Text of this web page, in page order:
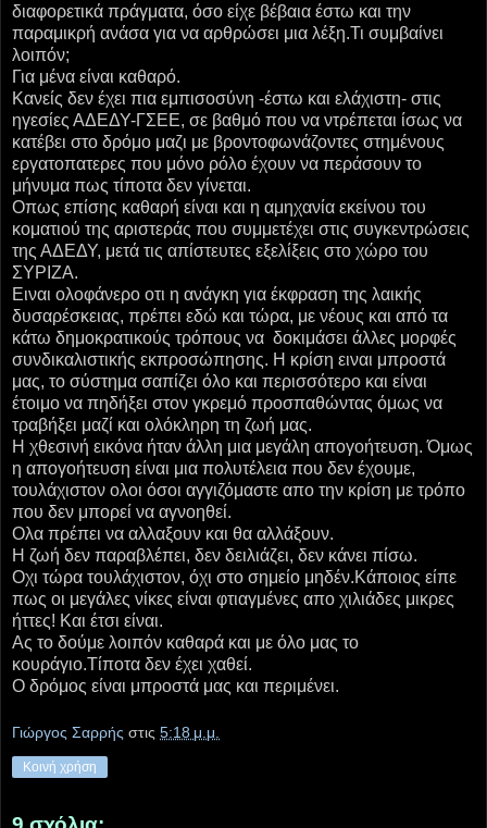
διαφορετικά πράγματα, όσο είχε βέβαια έστω και την
παραμικρή ανάσα για να αρθρώσει μια λέξη.Τι συμβαίνει
λοιπόν;
Για μένα είναι καθαρό.
Κανείς δεν έχει πια εμπισοσύνη -έστω και ελάχιστη- στις
ηγεσίες ΑΔΕΔΥ-ΓΣΕΕ, σε βαθμό που να ντρέπεται ίσως να
κατέβει στο δρόμο μαζι με βροντοφωνάζοντες στημένους
εργατοπατερες που μόνο ρόλο έχουν να περάσουν το
μήνυμα πως τίποτα δεν γίνεται.
Οπως επίσης καθαρή είναι και η αμηχανία εκείνου του
κοματιού της αριστεράς που συμμετέχει στις συγκεντρώσεις
της ΑΔΕΔΥ, μετά τις απίστευτες εξελίξεις στο χώρο του
ΣΥΡΙΖΑ.
Ειναι ολοφάνερο οτι η ανάγκη για έκφραση της λαικής
δυσαρέσκειας, πρέπει εδώ και τώρα, με νέους και από τα
κάτω δημοκρατικούς τρόπους να δοκιμάσει άλλες μορφές
συνδικαλιστικής εκπροσώπησης. Η κρίση ειναι μπροστά
μας, το σύστημα σαπίζει όλο και περισσότερο και είναι
έτοιμο να πηδήξει στον γκρεμό προσπαθώντας όμως να
τραβήξει μαζί και ολόκληρη τη ζωή μας.
Η χθεσινή εικόνα ήταν άλλη μια μεγάλη απογοήτευση. Όμως
η απογοήτευση είναι μια πολυτέλεια που δεν έχουμε,
τουλάχιστον ολοι όσοι αγγιζόμαστε απο την κρίση με τρόπο
που δεν μπορεί να αγνοηθεί.
Ολα πρέπει να αλλαξουν και θα αλλάξουν.
Η ζωή δεν παραβλέπει, δεν δειλιάζει, δεν κάνει πίσω.
Οχι τώρα τουλάχιστον, όχι στο σημείο μηδέν.Κάποιος είπε
πως οι μεγάλες νίκες είναι φτιαγμένες απο χιλιάδες μικρες
ήττες! Και έτσι είναι.
Ας το δούμε λοιπόν καθαρά και με όλο μας το
κουράγιο.Τίποτα δεν έχει χαθεί.
Ο δρόμος είναι μπροστά μας και περιμένει.
Γιώργος Σαρρής στις 5:18 μ.μ.
Κοινή χρήση